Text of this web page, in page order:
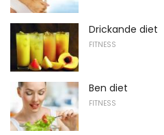
Drickande diet
FITNESS
Ben diet
FITNESS